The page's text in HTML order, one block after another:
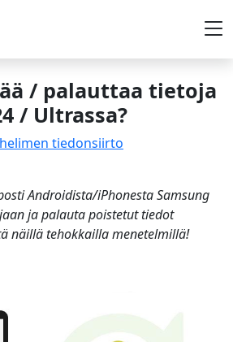
/ palauttaa tietoja
/ Ultrassa?
tiedonsiirto
Androidista/iPhonesta Samsung
ja palauta poistetut tiedot
näillä tehokkailla menetelmillä!